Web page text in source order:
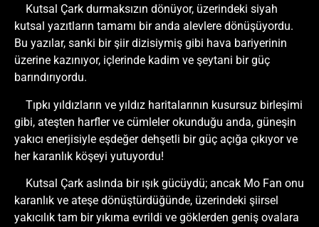
Kutsal Çark durmaksızın dönüyor, üzerindeki siyah
kutsal yazıtların tamamı bir anda alevlere dönüşüyordu.
Bu yazılar, sanki bir şiir dizisiymiş gibi hava bariyerinin
üzerine kazınıyor, içlerinde kadim ve şeytani bir güç
barındırıyordu.
Tıpkı yıldızların ve yıldız haritalarının kusursuz birleşimi
gibi, ateşten harfler ve cümleler okunduğu anda, güneşin
yakıcı enerjisiyle eşdeğer dehşetli bir güç açığa çıkıyor ve
her karanlık köşeyi yutuyordu!
Kutsal Çark aslında bir ışık gücüydü; ancak Mo Fan onu
karanlık ve ateşe dönüştürdüğünde, üzerindeki şiirsel
yakıcılık tam bir yıkıma evrildi ve göklerden geniş ovalara